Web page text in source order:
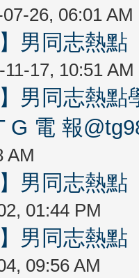
26, 06:01 AM
男同志熱
17, 10:51 AM
男同志熱
G 電 報
AM
男同志熱
01:44 PM
男同志熱
09:56 AM